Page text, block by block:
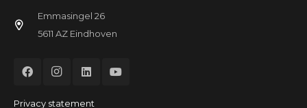
Emmasingel 26
5611 AZ Eindhoven
Privacy statement